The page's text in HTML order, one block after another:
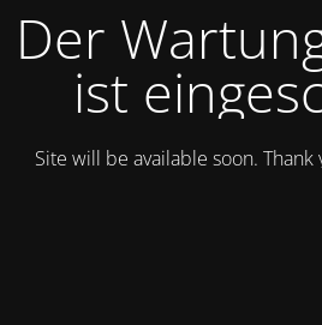
Der
ist
Site will be available soon. Thank